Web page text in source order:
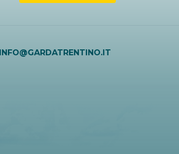
INFO@GARDATRENTINO.IT